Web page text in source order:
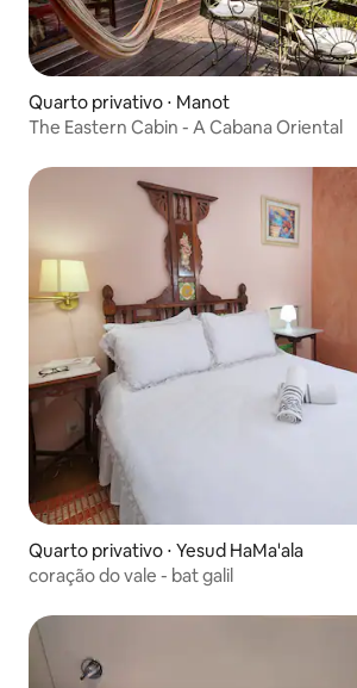
Quarto privativo ⋅ Manot
The Eastern Cabin - A Cabana Oriental
Quarto privativo ⋅ Yesud HaMa'ala
coração do vale - bat galil